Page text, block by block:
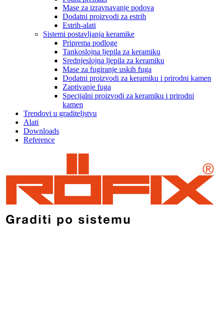
Mase za izravnavanje podova
Dodatni proizvodi za estrih
Estrih-alati
Sistemi postavljanja keramike
Priprema podloge
Tankoslojna ljepila za keramiku
Srednjeslojna ljepila za keramiku
Mase za fugiranje uskih fuga
Dodatni proizvodi za keramiku i prirodni kamen
Zaptivanje fuga
Specijalni proizvodi za keramiku i prirodni
kamen
Trendovi u graditeljstvu
Alati
Downloads
Reference